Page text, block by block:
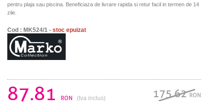
pentru plaja sau piscina. Beneficiaza de livrare rapida si retur facil in termen de 14
zile.
Cod : MK524/1 - stoc epuizat
87.81 RON (tva inclus) 175.62RON